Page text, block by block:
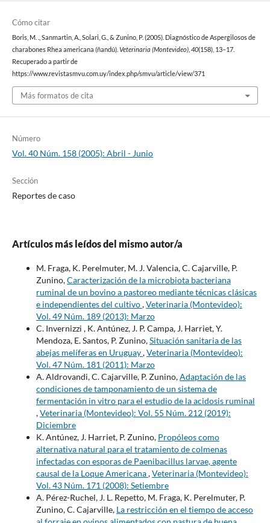
Cómo citar
Boris, M. ., Sanmartin, A., Solari, G., & Zunino, P. (2005). Diagnóstico de Aspergilosos de
charabones Rhea americana (ñandú). Veterinaria (Montevideo), 40(158), 13–17.
Recuperado a partir de
https://www.revistasmvu.com.uy/index.php/smvu/article/view/371
Más formatos de cita
Número
Vol. 40 Núm. 158 (2005): Abril - Junio
Sección
Reportes de caso
Artículos más leídos del mismo autor/a
M. Fraga, K. Perelmuter, M. J. Valencia, C. Cajarville, P.
Zunino,Caracterización de la microbiota bacteriana
ruminal de un bovino a pastoreo mediante técnicas clásicas
e independientes del cultivo,Veterinaria (Montevideo):
Vol. 49 Núm. 189 (2013): Marzo
C. Invernizzi , K. Antúnez, J. P. Campa, J. Harriet, Y.
Mendoza, E. Santos, P. Zunino,Situación sanitaria de las
abejas melíferas en Uruguay,Veterinaria (Montevideo):
Vol. 47 Núm. 181 (2011): Marzo
A. Aldrovandi, C. Cajarville, P. Zunino,Adaptación de las
condiciones de tamponamiento de un sistema de
fermentación in vitro para el estudio de la acidosis ruminal
,Veterinaria (Montevideo): Vol. 55 Núm. 212 (2019):
Diciembre
K. Antúnez, J. Harriet, P. Zunino, Propóleos como
alternativa natural para el tratamiento de colmenas
infectadas con esporas de Paenibacillus larvae, agente
causal de la Loque Americana,Veterinaria (Montevideo):
Vol. 43 Núm. 171 (2008): Setiembre
A. Pérez-Ruchel, J. L. Repetto, M. Fraga, K. Perelmuter, P.
Zunino, C. Cajarville, La restricción en el tiempo de acceso